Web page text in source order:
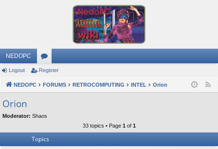
NEDOPC
or
u
s
Logout Register
NEDOPC FORUMS RETROCOMPUTING INTEL Orion
Orion
Moderator: Shaos
33 topics • Page 1 of 1
Topics